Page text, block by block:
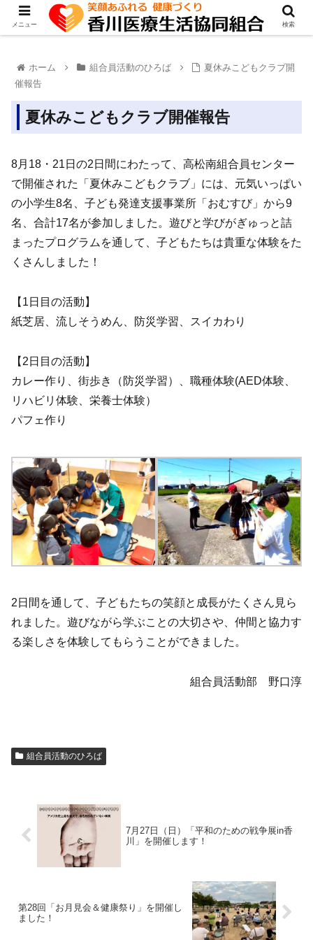
ホーム 組合員活動のひろば
夏休みこどもクラブ開
催報告
夏休みこどもクラブ開催報告
8月18・21日の2日間にわたって、高松南組合員センター
で開催された「夏休みこどもクラブ」には、元気いっぱい
の小学生8名、子ども発達支援事業所「おむすび」から9
名、合計17名が参加しました。遊びと学びがぎゅっと詰
まったプログラムを通して、子どもたちは貴重な体験をた
くさんしました！
【1日目の活動】
紙芝居、流しそうめん、防災学習、スイカわり
【2日目の活動】
カレー作り、街歩き（防災学習）、職種体験(AED体験、
リハビリ体験、栄養士体験）
パフェ作り
2日間を通して、子どもたちの笑顔と成長がたくさん見ら
れました。遊びながら学ぶことの大切さや、仲間と協力す
る楽しさを体験してもらうことができました。
組合員活動部 野口淳
組合員活動のひろば
7月27日（日）「平和のための戦争展in香
川」を開催します！
第28回「お月見会＆健康祭り」を開催し
ました！
メニュー 検索